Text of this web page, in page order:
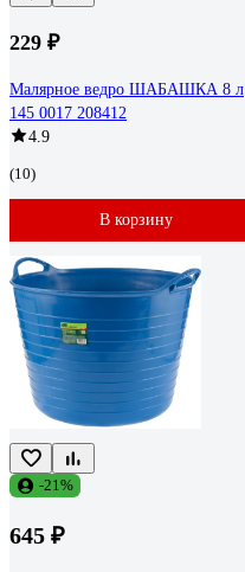
229 ₽
Малярное ведро ШАБАШКА 8 л
145 0017 208412
4.9
(10)
В корзину
-21%
645 ₽